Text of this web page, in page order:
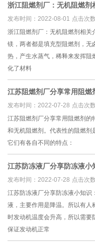
浙江阻燃剂厂：无机阻燃剂
发布时间：2022-08-01
点击次
浙江阻燃剂厂​：无机阻燃剂相关
镁，两者都是填充型阻燃剂，无
热，产生水蒸气，稀释来发挥
化了材料
江苏阻燃剂厂分享常用阻燃
发布时间：2022-07-28 点击次
江苏阻燃剂厂分享常用阻燃剂的
和无机阻燃剂。代表性的阻燃剂
它们有各自不同的特点：
江苏防冻液厂分享防冻液小
发布时间：2022-07-28 点击次
江苏防冻液厂分享防冻液小知识
液，主要作用是降温。所以有人
时发动机温度会升高，所以需要
保证发动机正常